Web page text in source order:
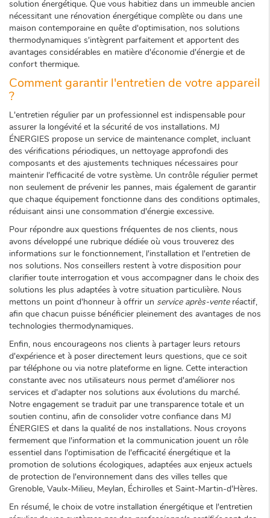
solution énergétique. Que vous habitiez dans un immeuble ancien
nécessitant une rénovation énergétique complète ou dans une
maison contemporaine en quête d'optimisation, nos solutions
thermodynamiques s'intègrent parfaitement et apportent des
avantages considérables en matière d'économie d'énergie et de
confort thermique.
Comment garantir l'entretien de votre appareil
?
L'entretien régulier par un professionnel est indispensable pour
assurer la longévité et la sécurité de vos installations. MJ
ÉNERGIES propose un service de maintenance complet, incluant
des vérifications périodiques, un nettoyage approfondi des
composants et des ajustements techniques nécessaires pour
maintenir l'efficacité de votre système. Un contrôle régulier permet
non seulement de prévenir les pannes, mais également de garantir
que chaque équipement fonctionne dans des conditions optimales,
réduisant ainsi une consommation d'énergie excessive.
Pour répondre aux questions fréquentes de nos clients, nous
avons développé une rubrique dédiée où vous trouverez des
informations sur le fonctionnement, l'installation et l'entretien de
nos solutions. Nos conseillers restent à votre disposition pour
clarifier toute interrogation et vous accompagner dans le choix des
solutions les plus adaptées à votre situation particulière. Nous
mettons un point d'honneur à offrir un service après-venteréactif,
afin que chacun puisse bénéficier pleinement des avantages de nos
technologies thermodynamiques.
Enfin, nous encourageons nos clients à partager leurs retours
d'expérience et à poser directement leurs questions, que ce soit
par téléphone ou via notre plateforme en ligne. Cette interaction
constante avec nos utilisateurs nous permet d'améliorer nos
services et d'adapter nos solutions aux évolutions du marché.
Notre engagement se traduit par une transparence totale et un
soutien continu, afin de consolider votre confiance dans MJ
ÉNERGIES et dans la qualité de nos installations. Nous croyons
fermement que l'information et la communication jouent un rôle
essentiel dans l'optimisation de l'efficacité énergétique et la
promotion de solutions écologiques, adaptées aux enjeux actuels
de protection de l'environnement dans des villes telles que
Grenoble, Vaulx-Milieu, Meylan, Échirolles et Saint-Martin-d'Hères.
En résumé, le choix de votre installation énergétique et l'entretien